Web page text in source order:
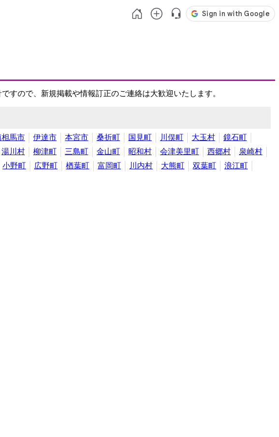
すので、新規掲載や情報訂正のご連絡は大歓迎いたします。
相馬市 伊達市 本宮市 桑折町 国見町 川俣町 大玉村
鏡石町
湯川村 柳津町 三島町 金山町 昭和村 会津美里町 西郷村
泉崎村
小野町 広野町 楢葉町 富岡町 川内村 大熊町 双葉町
浪江町